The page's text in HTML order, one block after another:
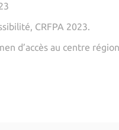
CRFPA 2023.
d’accès au centre